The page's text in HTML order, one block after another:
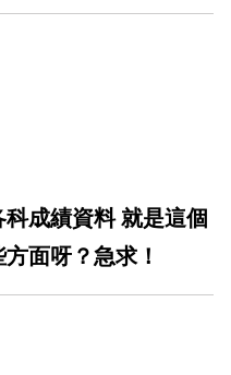
成績資料 就是這個
面呀？急求！